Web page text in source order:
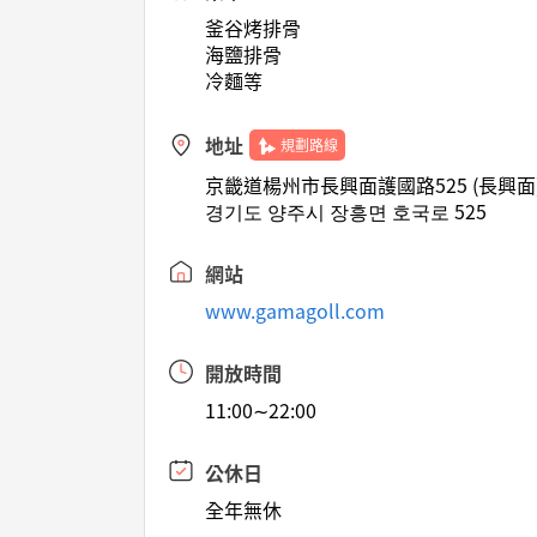
釜谷烤排骨
海鹽排骨
冷麵等
地址 規劃路線
京畿道楊州市長興面護國路525 (長興
경기도 양주시 장흥면 호국로 525
網站
www.gamagoll.com
開放時間
11:00∼22:00
公休日
全年無休